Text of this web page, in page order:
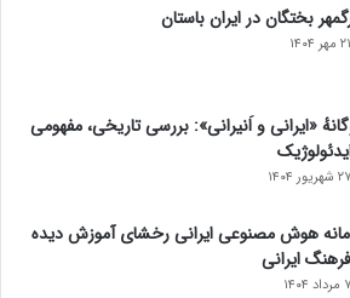
بختگان در ایران باستان
۲۱ مهر ۱۴۰۴
«ایرانی و اَنیرانی»: بررسی تاریخی، مفهومی
۲۷ شهریور ۱۴۰۴
هوش مصنوعی ایرانی رخشای آموزش دیده
ایرانی
۷ مرداد ۱۴۰۴